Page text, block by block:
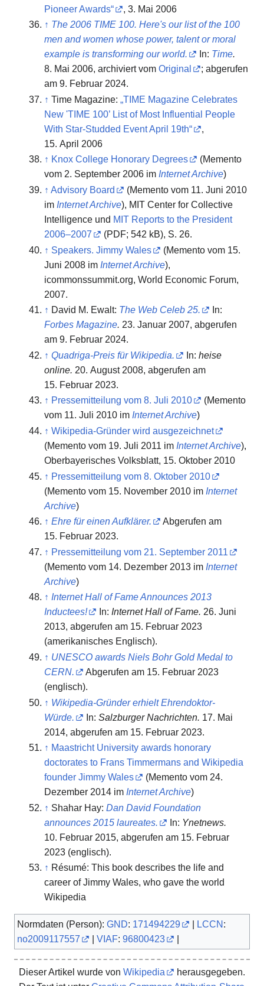
Pioneer Awards“
, 3. Mai 2006
↑ The 2006 TIME 100. Here's our list of the 100
men and women whose power, talent or moral
example is transforming our world.
In: Time.
8. Mai 2006, archiviert vomOriginal ; abgerufen
am 9. Februar 2024.
↑ Time Magazine:„TIME Magazine Celebrates
New 'TIME 100’ List of Most Influential People
With Star-Studded Event April 19th“
,
15. April 2006
↑ Knox College Honorary Degrees (Memento
vom 2. September 2006 imInternet Archive)
↑ Advisory Board (Memento vom 11. Juni 2010
im Internet Archive), MIT Center for Collective
Intelligence und MIT Reports to the President
2006–2007
(PDF; 542 kB), S. 26.
↑ Speakers. Jimmy Wales (Memento vom 15.
Juni 2008 im Internet Archive),
icommonssummit.org, World Economic Forum,
2007.
↑ David M. Ewalt: The Web Celeb 25.
In:
Forbes Magazine. 23. Januar 2007, abgerufen
am 9. Februar 2024.
↑ Quadriga-Preis für Wikipedia. In:heise
online. 20. August 2008, abgerufen am
15. Februar 2023.
↑ Pressemitteilung vom 8. Juli 2010 (Memento
vom 11. Juli 2010 im Internet Archive)
↑ Wikipedia-Gründer wird ausgezeichnet
(Memento vom 19. Juli 2011 im Internet Archive),
Oberbayerisches Volksblatt, 15. Oktober 2010
↑ Pressemitteilung vom 8. Oktober 2010
(Memento vom 15. November 2010 im Internet
Archive)
↑ Ehre für einen Aufklärer.
Abgerufen am
15. Februar 2023.
↑ Pressemitteilung vom 21. September 2011
(Memento vom 14. Dezember 2013 im Internet
Archive)
↑ Internet Hall of Fame Announces 2013
Inductees!
In: Internet Hall of Fame. 26. Juni
2013, abgerufen am 15. Februar 2023
(amerikanisches Englisch).
↑ UNESCO awards Niels Bohr Gold Medal to
CERN.
Abgerufen am 15. Februar 2023
(englisch).
↑ Wikipedia-Gründer erhielt Ehrendoktor-
Würde.
In:Salzburger Nachrichten. 17. Mai
2014, abgerufen am 15. Februar 2023.
↑ Maastricht University awards honorary
doctorates to Frans Timmermans and Wikipedia
founder Jimmy Wales
(Memento vom 24.
Dezember 2014 im Internet Archive)
↑ Shahar Hay:Dan David Foundation
announces 2015 laureates.
In: Ynetnews.
10. Februar 2015, abgerufen am 15. Februar
2023 (englisch).
↑ Résumé: This book describes the life and
career of Jimmy Wales, who gave the world
Wikipedia
Normdaten (Person): GND: 171494229 LCCN :
no2009117557
VIAF: 96800423
Dieser Artikel wurde von Wikipedia
herausgegeben.